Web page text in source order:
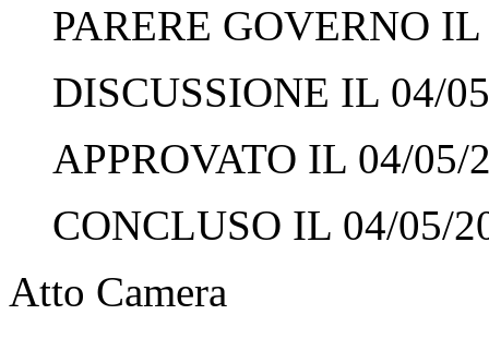
PARERE GOVERNO
DISCUSSIONE IL 04/
APPROVATO IL 04/05/
CONCLUSO IL 04/05/
Atto Camera